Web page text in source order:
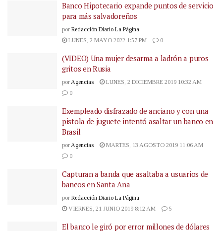
Banco Hipotecario expande puntos de servicio
para más salvadoreños
por Redacción Diario La Página
LUNES, 2 MAYO 2022 1:57 PM
0
(VIDEO) Una mujer desarma a ladrón a puros
gritos en Rusia
porAgencias
LUNES, 2 DICIEMBRE 2019 10:32 AM
0
Exempleado disfrazado de anciano y con una
pistola de juguete intentó asaltar un banco en
Brasil
porAgencias
MARTES, 13 AGOSTO 2019 11:06 AM
0
Capturan a banda que asaltaba a usuarios de
bancos en Santa Ana
por Redacción Diario La Página
VIERNES, 21 JUNIO 2019 8:12 AM
5
El banco le giró por error millones de dólares